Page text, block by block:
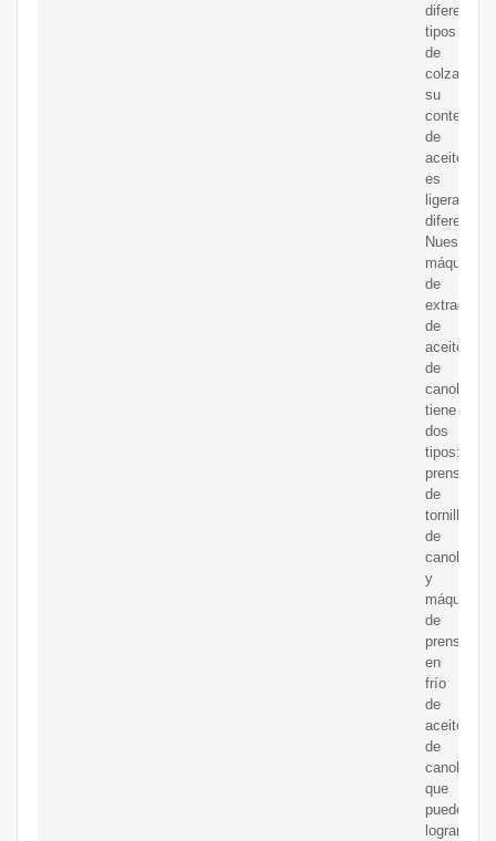
diferentes
tipos
de
colza,
su
contenido
de
aceite
es
diferente.
Nuestra
máquina
de
extracción
de
aceite
de
canola
tiene
dos
tipos:
prensa
de
tornillo
de
canola
y
máquina
de
prensado
en
frío
de
aceite
de
canola,
que
pueden
lograr